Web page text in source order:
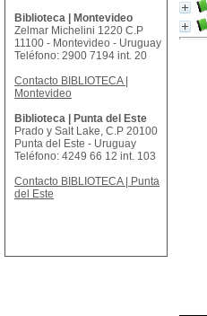
Biblioteca | Montevideo
Zelmar Michelini 1220 C.P
11100 - Montevideo - Uruguay
Teléfono: 2900 7194 int. 20
Contacto BIBLIOTECA |
Montevideo
Biblioteca | Punta del Este
Prado y Salt Lake, C.P 20100
Punta del Este - Uruguay
Teléfono: 4249 66 12 int. 103
Contacto BIBLIOTECA | Punta
del Este